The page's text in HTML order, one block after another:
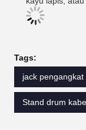
Tags:
jack
Stand drum